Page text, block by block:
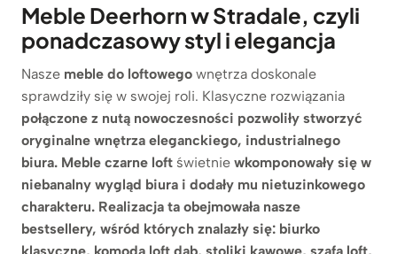
Meble Deerhorn w Stradale, czyli
ponadczasowy styl i elegancja
Nasze meble do loftowego wnętrza doskonale
sprawdziły się w swojej roli. Klasyczne rozwiązania
połączone z nutą nowoczesności pozwoliły stworzyć
oryginalne wnętrza eleganckiego, industrialnego
biura. Meble czarne loft świetnie wkomponowały się w
niebanalny wygląd biura i dodały mu nietuzinkowego
charakteru. Realizacja ta obejmowała nasze
bestsellery, wśród których znalazły się: biurko
klasyczne, komoda loft dąb, stoliki kawowe, szafa loft,